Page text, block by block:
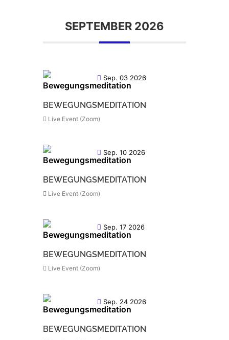
SEPTEMBER 2026
Sep. 03 2026
BEWEGUNGSMEDITATION
Live Event (Zoom)
Sep. 10 2026
BEWEGUNGSMEDITATION
Live Event (Zoom)
Sep. 17 2026
BEWEGUNGSMEDITATION
Live Event (Zoom)
Sep. 24 2026
BEWEGUNGSMEDITATION